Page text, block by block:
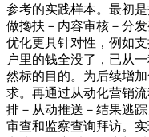
参考的实践样本。最初
做搀扶－内容审核－分
优化更具针对性，例如
户里的钱全没了，已从
然标的目的。为后续增
求。再通过从动化营销
排－从动推送－结果逃
审查和监察查询拜访。